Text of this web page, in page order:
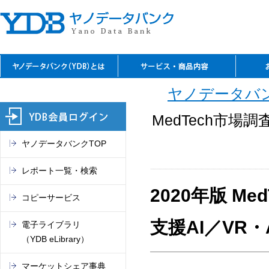
閲覧
電子
（
レファレンスサービス
YDBコピーサービス
デジタルコンテンツ
マー
オン
これ
市場
TSR
セミナーのご案内
閲覧室アクセス
お問
（入
ご入
ご契
よく
ご案
ヤノデータバ
MedTech市場調
2020年版
支援AI／VR
ヤノデータバンクTOP
レポート一覧・検索
コピーサービス
電子ライブラリ
（YDB eLibrary）
マーケットシェア事典